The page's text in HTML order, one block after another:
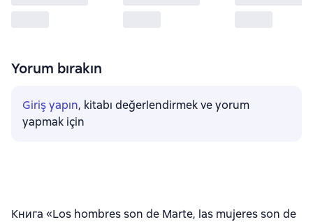
Yorum bırakın
Giriş yapın, kitabı değerlendirmek ve yorum
yapmak için
Книга «Los hombres son de Marte, las mujeres son de